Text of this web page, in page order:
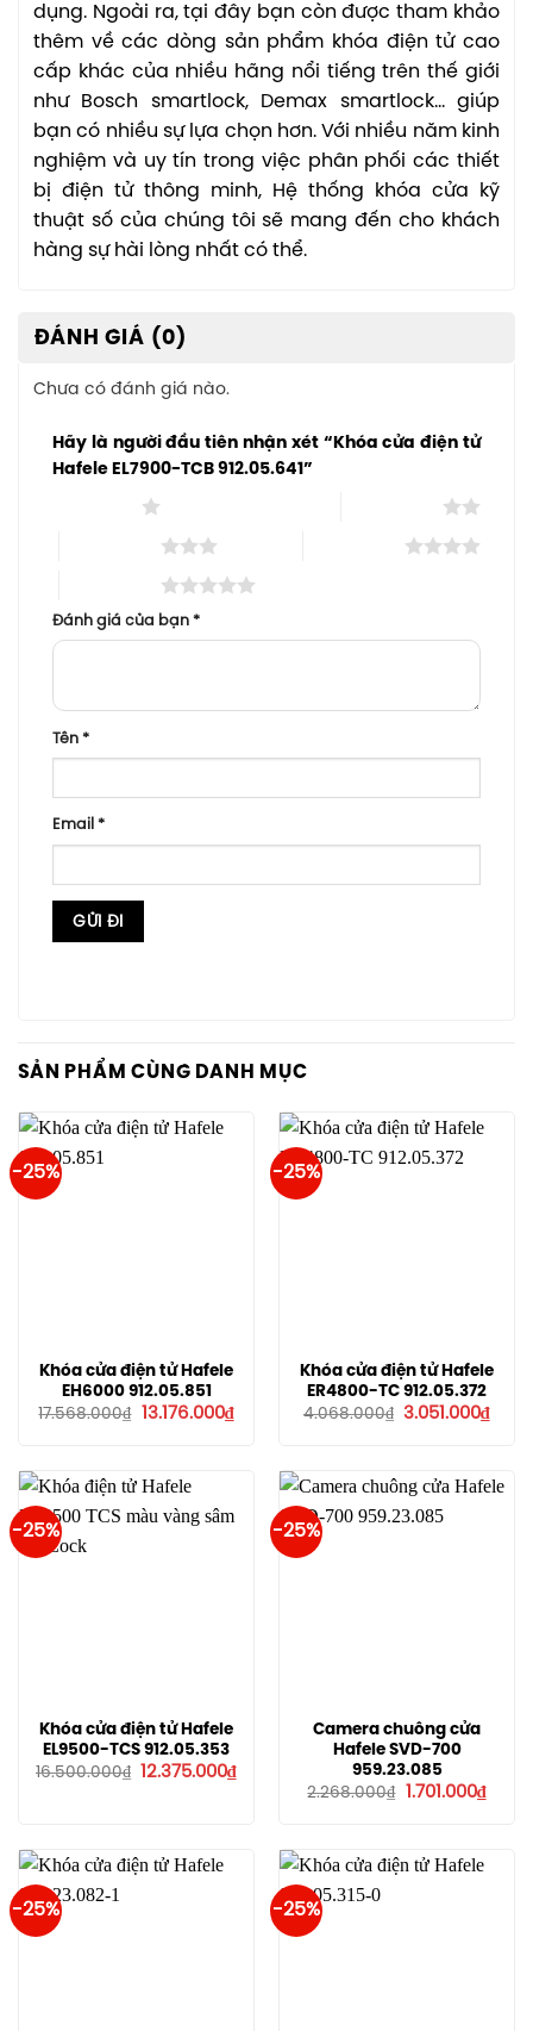
dụng. Ngoài ra, tại đây bạn còn được tham khảo
thêm về các dòng sản phẩm khóa điện tử cao
cấp khác của nhiều hãng nổi tiếng trên thế giới
như Bosch smartlock, Demax smartlock… giúp
bạn có nhiều sự lựa chọn hơn. Với nhiều năm kinh
nghiệm và uy tín trong việc phân phối các thiết
bị điện tử thông minh, Hệ thống khóa cửa kỹ
thuật số của chúng tôi sẽ mang đến cho khách
hàng sự hài lòng nhất có thể.
ĐÁNH GIÁ (0)
Chưa có đánh giá nào.
Hãy là người đầu tiên nhận xét “Khóa cửa điện tử
Hafele EL7900-TCB 912.05.641”
Đánh giá của bạn *
Tên *
Email *
SẢN PHẨM CÙNG DANH MỤC
-25%
Khóa cửa điện tử Hafele
EH6000 912.05.851
17.568.000₫
Giá
13.176.000₫Giá
13.176.000₫.
-25%
Khóa cửa điện tử Hafele
ER4800-TC 912.05.372
4.068.000₫ Giá
3.051.000₫Giá
-25%
Khóa cửa điện tử Hafele
EL9500-TCS 912.05.353
16.500.000₫ Giá
12.375.000₫Giá
-25%
Camera chuông cửa
Hafele SVD-700
959.23.085
2.268.000₫
Giá
1.701.000₫Giá
-25% -25%